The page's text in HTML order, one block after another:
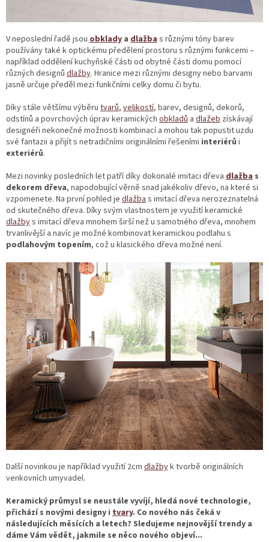
V neposlední řadě jsou obklady a dlažba s různými tóny barev
používány také k optickému předělení prostoru s různými funkcemi –
například oddělení kuchyňské části od obytné části domu pomocí
různých designů dlažby. Hranice mezi různými designy nebo barvami
jasně určuje předěl mezi funkčními celky domu či bytu.
Díky stále většímu výběru tvarů, velikostí, barev, designů, dekorů,
odstínů a povrchových úprav keramických obkladů a dlažeb získávají
designéři nekonečné možnosti kombinací a mohou tak popustit uzdu
své fantazii a přijít s netradičními originálními řešeními interiérů i
exteriérů.
Mezi novinky posledních let patří díky dokonalé imitaci dřeva dlažba s
dekorem dřeva, napodobující věrně snad jakékoliv dřevo, na které si
vzpomenete. Na první pohled je dlažba s imitací dřeva nerozeznatelná
od skutečného dřeva. Díky svým vlastnostem je využití keramické
dlažbys imitací dřeva mnohem širší než u samotného dřeva, mnohem
trvanlivější a navíc je možné kombinovat keramickou podlahu s
podlahovým topením, což u klasického dřeva možné není.
Další novinkou je například využití 2cm dlažbyk tvorbě originálních
venkovních umyvadel.
Keramický průmysl se neustále vyvíjí, hledá nové technologie,
přichází s novými designy i tvary. Co nového nás čeká v
následujících měsících a letech? Sledujeme nejnovější trendy a
dáme Vám vědět, jakmile se něco nového objeví...